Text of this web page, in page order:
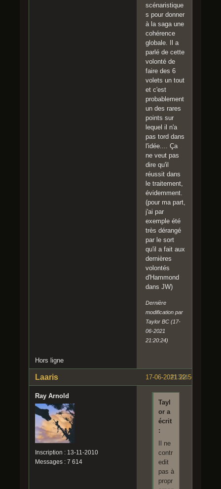
scénaristique
s pour donner
à la saga une
cohérence
globale. Il a
parlé de cette
volonté de
faire des 6
volets un tout
et c'est
probablement
un des rares
points sur
lequel il n'a
pas tord dans
l'idée.... Ça
ne veut pas
dire qu'il
réussit dans
le traitement,
évidemment.
(pour ma part,
j'ai par
exemple été
très dérangé
par le sort
qu'il a fait aux
dernières
volontés
d'Hammond
dans JW)
Dernière
modification par
Taylor BC (17-
06-2021
21:20:24)
Hors ligne
#1344
17-06-2021 22:56:43
Laaris
Ray Arnold
Inscription : 13-11-2010
Messages : 7 614
Tayl
or a
écrit
:
Il ne
contr
edit
pas à
propr